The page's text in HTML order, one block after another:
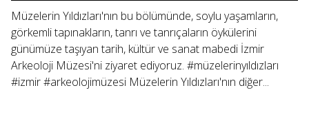
Müzelerin Yıldızları'nın bu bölümünde, soylu yaşamların,
görkemli tapınakların, tanrı ve tanrıçaların öykülerini
günümüze taşıyan tarih, kültür ve sanat mabedi İzmir
Arkeoloji Müzesi'ni ziyaret ediyoruz. #müzelerinyıldızları
#izmir #arkeolojimüzesi Müzelerin Yıldızları'nın diğer...